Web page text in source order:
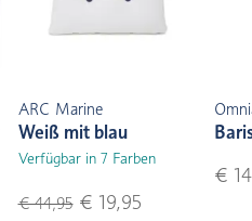
ARC Marine
Weiß mit blau
Verfügbar in 7 Farben
€ 44,95€ 19,95
€